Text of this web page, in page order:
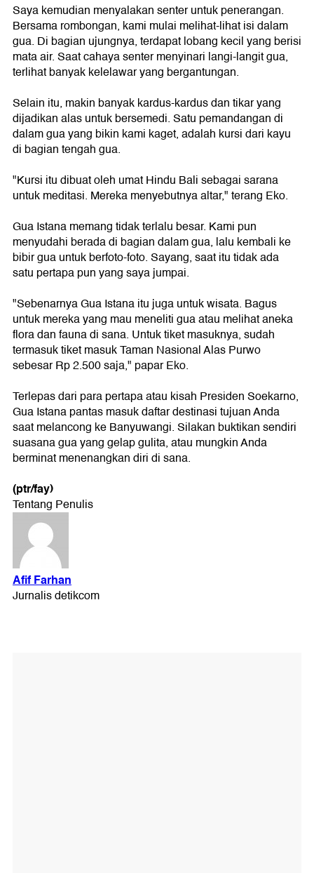
Saya kemudian menyalakan senter untuk penerangan.
Bersama rombongan, kami mulai melihat-lihat isi dalam
gua. Di bagian ujungnya, terdapat lobang kecil yang berisi
mata air. Saat cahaya senter menyinari langi-langit gua,
terlihat banyak kelelawar yang bergantungan.
Selain itu, makin banyak kardus-kardus dan tikar yang
dijadikan alas untuk bersemedi. Satu pemandangan di
dalam gua yang bikin kami kaget, adalah kursi dari kayu
di bagian tengah gua.
"Kursi itu dibuat oleh umat Hindu Bali sebagai sarana
untuk meditasi. Mereka menyebutnya altar," terang Eko.
Gua Istana memang tidak terlalu besar. Kami pun
menyudahi berada di bagian dalam gua, lalu kembali ke
bibir gua untuk berfoto-foto. Sayang, saat itu tidak ada
satu pertapa pun yang saya jumpai.
"Sebenarnya Gua Istana itu juga untuk wisata. Bagus
untuk mereka yang mau meneliti gua atau melihat aneka
flora dan fauna di sana. Untuk tiket masuknya, sudah
termasuk tiket masuk Taman Nasional Alas Purwo
sebesar Rp 2.500 saja," papar Eko.
Terlepas dari para pertapa atau kisah Presiden Soekarno,
Gua Istana pantas masuk daftar destinasi tujuan Anda
saat melancong ke Banyuwangi. Silakan buktikan sendiri
suasana gua yang gelap gulita, atau mungkin Anda
berminat menenangkan diri di sana.
(ptr/fay)